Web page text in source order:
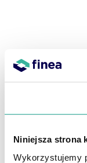
Niniejsza strona
Wykorzystujemy